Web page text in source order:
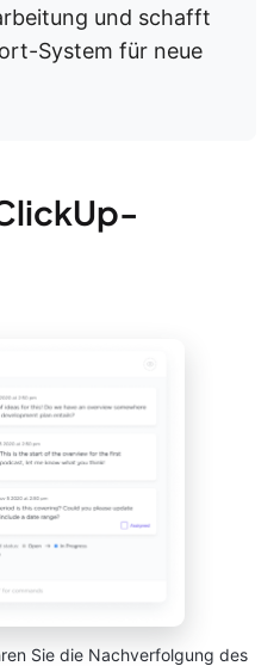
und schafft
System für neue
Sie die Nachverfolgung des